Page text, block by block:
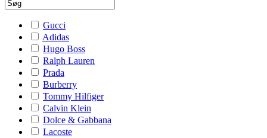
Gucci
Adidas
Hugo Boss
Ralph Lauren
Prada
Burberry
Tommy Hilfiger
Calvin Klein
Dolce & Gabbana
Lacoste